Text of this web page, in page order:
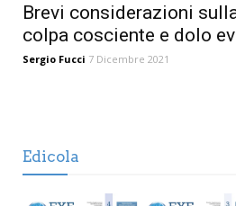
Brevi considerazioni
colpa cosciente e dolo
Sergio Fucci 7 Dicembre 2021
Edicola